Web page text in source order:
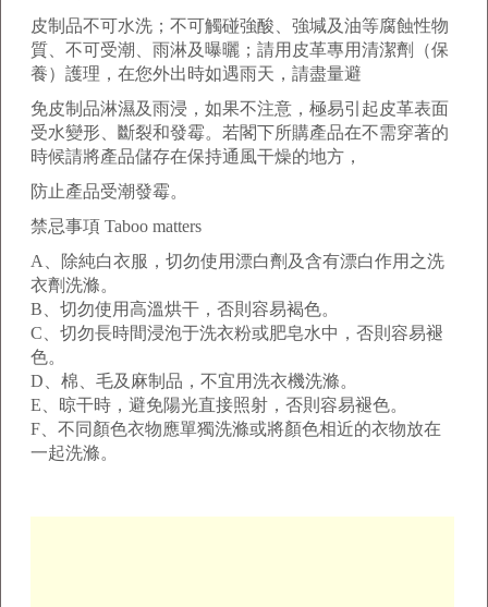
皮制品不可水洗；不可觸碰強酸、強堿及油等腐蝕性物
質、不可受潮、雨淋及曝曬；請用皮革專用清潔劑（保
養）護理，在您外出時如遇雨天，請盡量避
免皮制品淋濕及雨浸，如果不注意，極易引起皮革表面
受水變形、斷裂和發霉。若閣下所購產品在不需穿著的
時候請將產品儲存在保持通風干燥的地方，
防止產品受潮發霉。
禁忌事項 Taboo matters
A、除純白衣服，切勿使用漂白劑及含有漂白作用之洗
衣劑洗滌。
B、切勿使用高溫烘干，否則容易褐色。
C、切勿長時間浸泡于洗衣粉或肥皂水中，否則容易褪
色。
D、棉、毛及麻制品，不宜用洗衣機洗滌。
E、晾干時，避免陽光直接照射，否則容易褪色。
F、不同顏色衣物應單獨洗滌或將顏色相近的衣物放在
一起洗滌。